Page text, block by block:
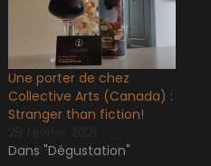
Une porter de chez
Collective Arts (Canada) :
Stranger than fiction!
Dans "Dégustation"